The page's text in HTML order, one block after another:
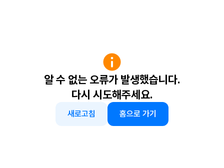
알 수 없는 오류가 발생했습니다.
다시 시도해주세요.
새로고침 홈으로 가기